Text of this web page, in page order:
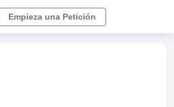
Empieza una Petición